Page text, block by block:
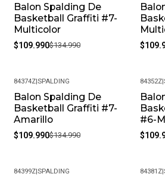
-19%
Balon Spalding De
Basketball Graffiti #7-
Multicolor
$109.990$134.990
-
-19%
84374Z| SPALDING
Balon Spalding De
Basketball Graffiti #7-
Amarillo
$109.990$134.990
-
84352Z |
#6-
84399Z|SPALDING 84381Z|